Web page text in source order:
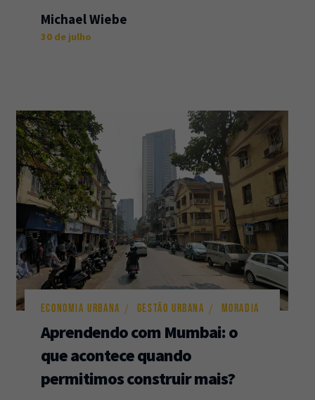
Michael Wiebe
30 de julho
ECONOMIA URBANA GESTÃO URBANA MORADIA
Aprendendo com Mumbai: o
que acontece quando
permitimos construir mais?